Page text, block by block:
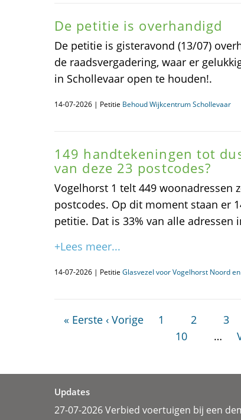
De petitie is overhandigd
De petitie is gisteravond (13/07)
de raadsvergadering, waar er
in Schollevaar open te houden!.
14-07-2026 | Petitie Behoud Wijkcentrum Schollevaar
149 handtekeningen tot
van deze 23 postcodes?
Vogelhorst 1 telt 449 woonadressen
postcodes. Op dit moment staan er
petitie. Dat is 33% van alle adressen
+Lees meer...
14-07-2026 | Petitie Glasvezel voor Vogelhorst Noord
« Eerste ‹ Vorige 1 2 3
10
…
Updates
27-07-2026 Verbied voertuigen bij een